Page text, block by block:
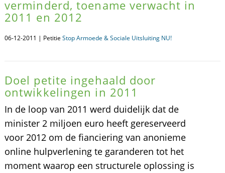
verminderd, toename verwacht in
2011 en 2012
06-12-2011 | Petitie Stop Armoede & Sociale Uitsluiting NU!
Doel petite ingehaald door
ontwikkelingen in 2011
In de loop van 2011 werd duidelijk dat de
minister 2 miljoen euro heeft gereserveerd
voor 2012 om de fianciering van anonieme
online hulpverlening te garanderen tot het
moment waarop een structurele oplossing is